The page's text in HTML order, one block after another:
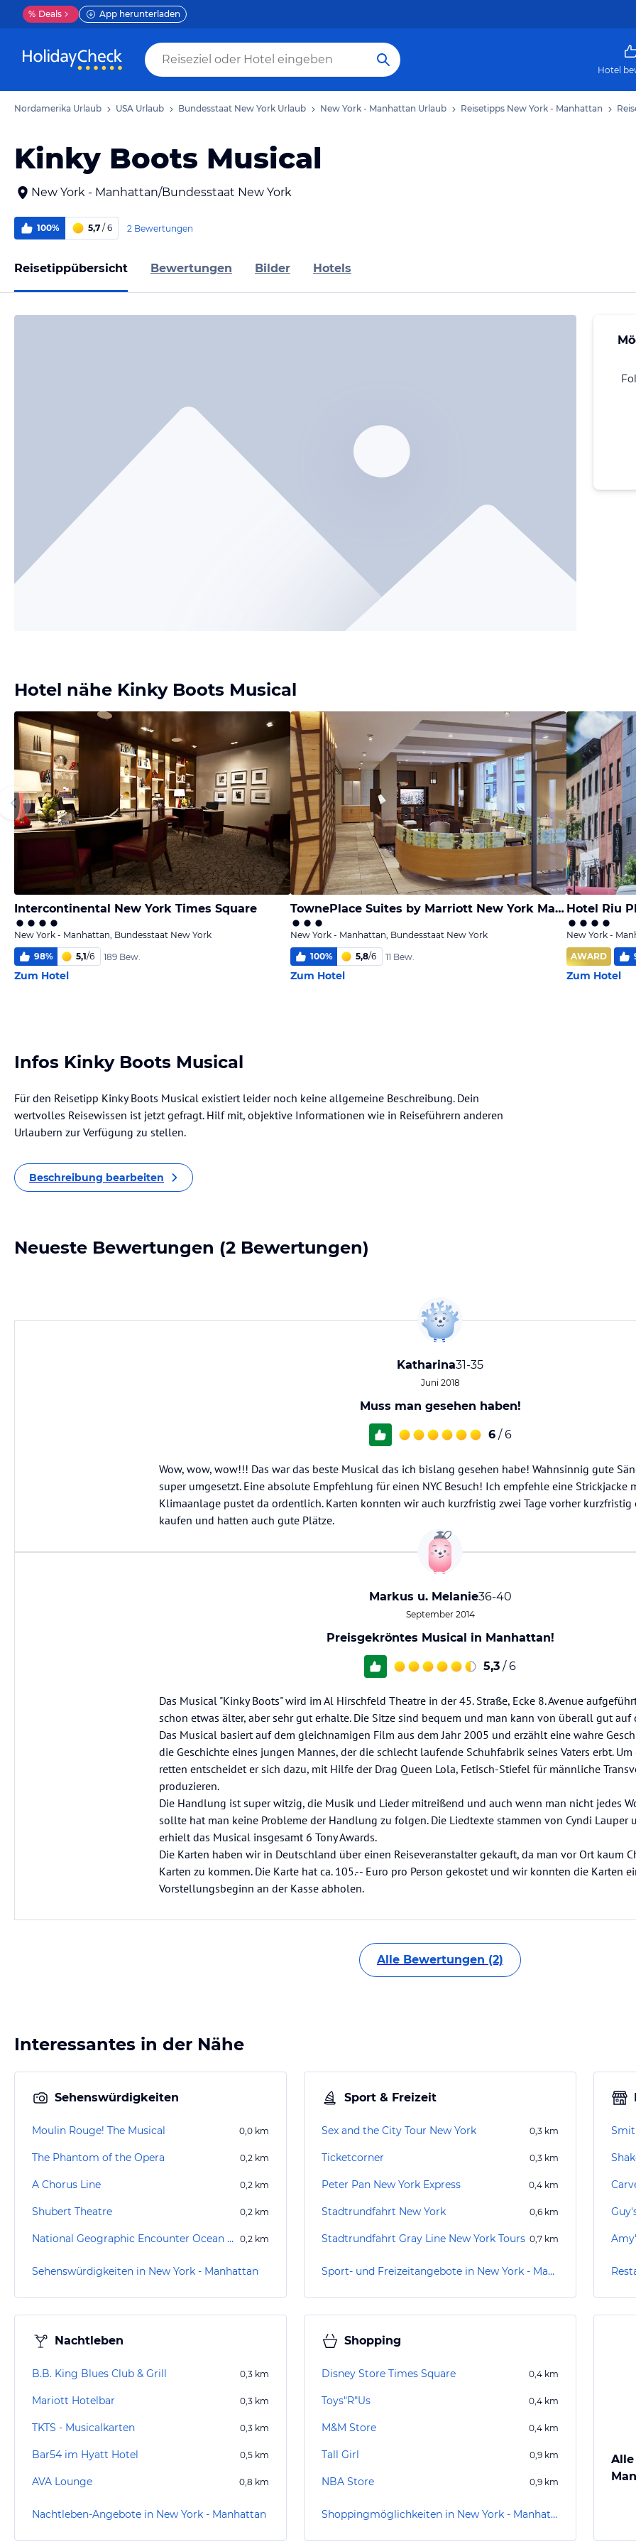
% Deals App herunterladen
Hotel
Nordamerika Urlaub USA Urlaub Bundesstaat New York Urlaub New York - Manhattan Urlaub Reisetipps New York - Manhattan
Kinky Boots Musical
New York - Manhattan/Bundesstaat New York
100% 5,7 / 6 2 Bewertungen
Reisetippübersicht Bewertungen Bilder Hotels
Hotel nähe Kinky Boots Musical
Intercontinental New York Times Square
New York - Manhattan, Bundesstaat New York
98% 5,1/6 189 Bew.
Zum Hotel
TownePlace Suites by Marriott New York Manhattan/Times Square
New York - Manhattan, Bundesstaat New York
100% 5,8/6 11 Bew.
Zum Hotel
Hotel Riu
New York -
AWARD
Zum Hotel
Infos Kinky Boots Musical
Für den Reisetipp Kinky Boots Musical existiert leider noch keine allgemeine Beschreibung. Dein
wertvolles Reisewissen ist jetzt gefragt. Hilf mit, objektive Informationen wie in Reiseführern anderen
Urlaubern zur Verfügung zu stellen.
Beschreibung bearbeiten
Neueste Bewertungen (2 Bewertungen)
Katharina31-35
Juni 2018
Muss man gesehen haben!
6 / 6
Wow, wow, wow!!! Das war das beste Musical das ich bislang gesehen habe! Wahnsinnig gute
super umgesetzt. Eine absolute Empfehlung für einen NYC Besuch! Ich empfehle eine Strickjacke
Klimaanlage pustet da ordentlich. Karten konnten wir auch kurzfristig zwei Tage vorher
kaufen und hatten auch gute Plätze.
Markus u. Melanie36-40
September 2014
Preisgekröntes Musical in Manhattan!
5,3 / 6
Das Musical "Kinky Boots" wird im Al Hirschfeld Theatre in der 45. Straße, Ecke 8. Avenue
schon etwas älter, aber sehr gut erhalte. Die Sitze sind bequem und man kann von überall gut auf
Das Musical basiert auf dem gleichnamigen Film aus dem Jahr 2005 und erzählt eine wahre
die Geschichte eines jungen Mannes, der die schlecht laufende Schuhfabrik seines Vaters erbt. Um
retten entscheidet er sich dazu, mit Hilfe der Drag Queen Lola, Fetisch-Stiefel für männliche
produzieren.
Die Handlung ist super witzig, die Musik und Lieder mitreißend und auch wenn man nicht jedes
sollte hat man keine Probleme der Handlung zu folgen. Die Liedtexte stammen von Cyndi Lauper
erhielt das Musical insgesamt 6 Tony Awards.
Die Karten haben wir in Deutschland über einen Reiseveranstalter gekauft, da man vor Ort kaum
Karten zu kommen. Die Karte hat ca. 105.-- Euro pro Person gekostet und wir konnten die Karten
Vorstellungsbeginn an der Kasse abholen.
Alle Bewertungen (2)
Interessantes in der Nähe
Sehenswürdigkeiten
Moulin Rouge! The Musical 0,0 km
The Phantom of the Opera 0,2 km
A Chorus Line 0,2 km
Shubert Theatre 0,2 km
National Geographic Encounter Ocean Odyssey 0,2 km
Sehenswürdigkeiten in New York - Manhattan
Sport & Freizeit
Sex and the City Tour New York 0,3 km
Ticketcorner 0,3 km
Peter Pan New York Express 0,4 km
Stadtrundfahrt New York 0,6 km
Stadtrundfahrt Gray Line New York Tours 0,7 km
Sport- und Freizeitangebote in New York - Manhattan
Nachtleben
B.B. King Blues Club & Grill 0,3 km
Mariott Hotelbar 0,3 km
TKTS - Musicalkarten 0,3 km
Bar54 im Hyatt Hotel 0,5 km
AVA Lounge 0,8 km
Nachtleben-Angebote in New York - Manhattan
Shopping
Disney Store Times Square 0,4 km
Toys"R"Us 0,4 km
M&M Store 0,4 km
Tall Girl 0,9 km
NBA Store 0,9 km
Shoppingmöglichkeiten in New York - Manhattan